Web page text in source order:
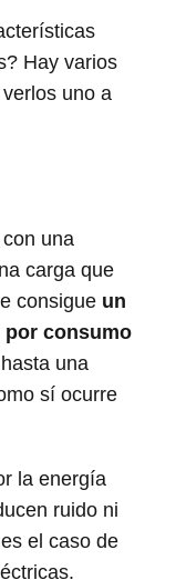
Hay varios
uno a
una
carga que
consigue un
por consumo
una
sí ocurre
la energía
ruido ni
el caso de